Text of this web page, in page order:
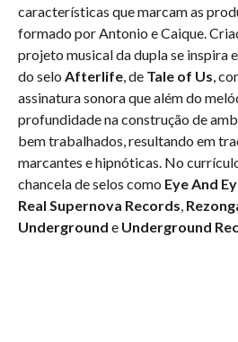
características que marcam as
formado por Antonio e Caique.
projeto musical da dupla se inspira
do selo Afterlife, de Tale of Us,
assinatura sonora que além do
profundidade na construção de
bem trabalhados, resultando em
marcantes e hipnóticas. No
chancela de selos como Eye And
Real Supernova Records,
Underground e Underground